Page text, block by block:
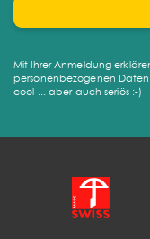
Mit Ihrer Anmeldung
personenbezogenen
cool ... aber auch seriös :-)